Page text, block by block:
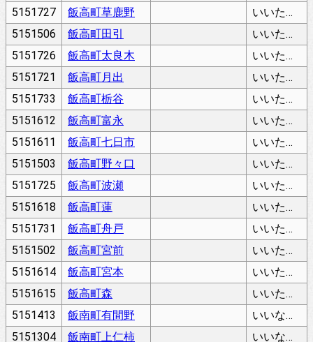
5151727
飯高町草鹿野
いいたかちょうそうがの
5151506
飯高町田引
いいたかちょうたびき
5151726
飯高町太良木
いいたかちょうたらき
5151721
飯高町月出
いいたかちょうつきで
5151733
飯高町栃谷
いいたかちょうとちだに
5151612
飯高町富永
いいたかちょうとみなが
5151611
飯高町七日市
いいたかちょうなのかいち
5151503
飯高町野々口
いいたかちょうののぐち
5151725
飯高町波瀬
いいたかちょうはぜ
5151618
飯高町蓮
いいたかちょうはちす
5151731
飯高町舟戸
いいたかちょうふなと
5151502
飯高町宮前
いいたかちょうみやまえ
5151614
飯高町宮本
いいたかちょうみやもと
5151615
飯高町森
いいたかちょうもり
5151413
飯南町有間野
いいなんちょうありまの
5151304
飯南町上仁柿
いいなんちょうかみにがき